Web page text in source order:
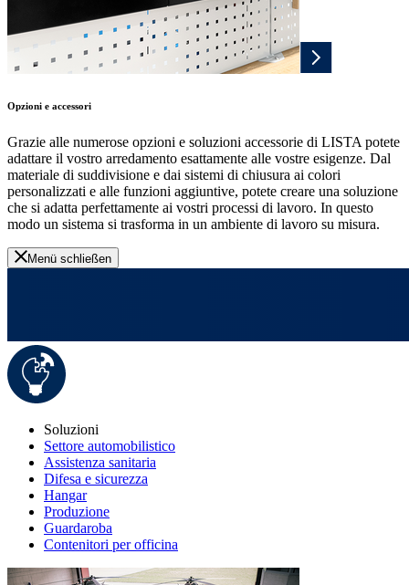
Opzioni e accessori
Grazie alle numerose opzioni e soluzioni accessorie di LISTA potete
adattare il vostro arredamento esattamente alle vostre esigenze. Dal
materiale di suddivisione e dai sistemi di chiusura ai colori
personalizzati e alle funzioni aggiuntive, potete creare una soluzione
che si adatta perfettamente ai vostri processi di lavoro. In questo
modo un sistema si trasforma in un ambiente di lavoro su misura.
Menü schließen
Soluzioni
Settore automobilistico
Assistenza sanitaria
Difesa e sicurezza
Hangar
Produzione
Guardaroba
Contenitori per officina